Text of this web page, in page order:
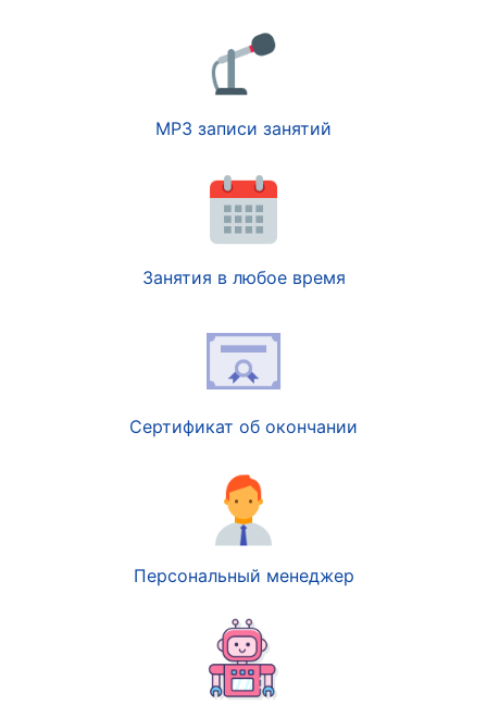
MP3 записи занятий
Занятия в любое время
Сертификат об окончании
Персональный менеджер